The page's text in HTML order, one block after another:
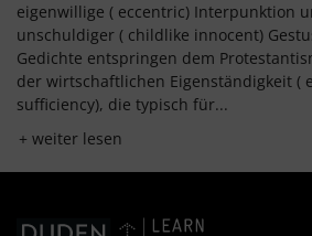
eigenwillige ( eccentric) Interpunktion
unschuldiger ( childlike innocent)
Gedichte entspringen dem
der wirtschaftlichen Eigenständigkeit (
sufficiency), die typisch für...
weiter lesen